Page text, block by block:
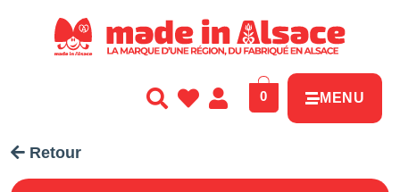
0 MENU
Retour